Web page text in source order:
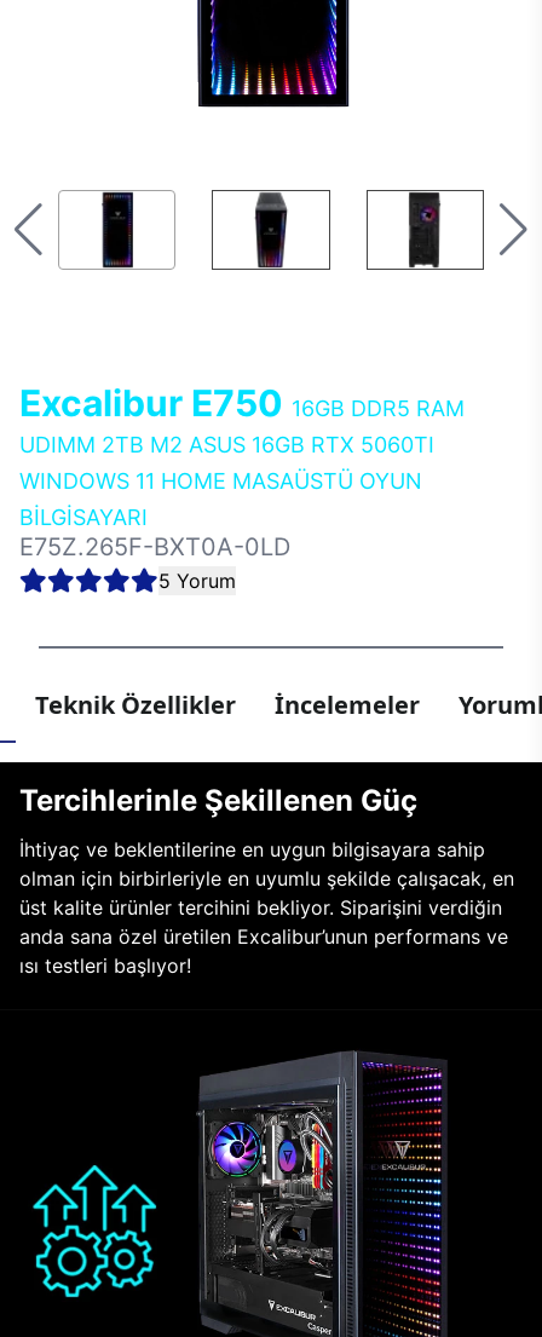
Excalibur E750 16GB DDR5 RAM
UDIMM 2TB M2 ASUS 16GB RTX 5060TI
WINDOWS 11 HOME MASAÜSTÜ OYUN
BİLGİSAYARI
E75Z.265F-BXT0A-0LD
5 Yorum
Teknik Özellikler İncelemeler
Tercihlerinle Şekillenen Güç
İhtiyaç ve beklentilerine en uygun bilgisayara sahip
olman için birbirleriyle en uyumlu şekilde çalışacak, en
üst kalite ürünler tercihini bekliyor. Siparişini verdiğin
anda sana özel üretilen Excalibur’unun performans ve
ısı testleri başlıyor!